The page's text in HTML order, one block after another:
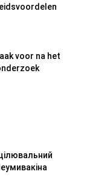
voor na het